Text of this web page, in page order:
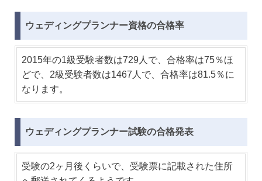
ウェディングプランナー資格の合格率
2015年の1級受験者数は729人で、合格率は75％ほ
どで、2級受験者数は1467人で、合格率は81.5％に
なります。
ウェディングプランナー試験の合格発表
受験の2ヶ月後くらいで、受験票に記載された住所